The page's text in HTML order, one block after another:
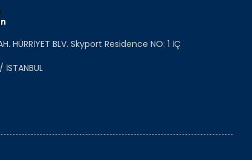
HÜRRİYET BLV. Skyport Residence NO: 1 İÇ
İSTANBUL